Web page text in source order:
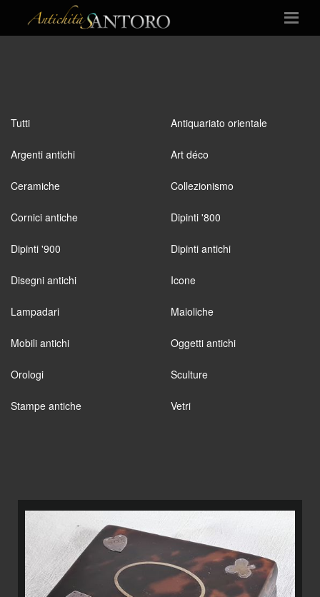
Tutti Antiquariato orientale
Argenti antichi Art déco
Ceramiche Collezionismo
Cornici antiche Dipinti '800
Dipinti '900 Dipinti antichi
Disegni antichi Icone
Lampadari Maioliche
Mobili antichi Oggetti antichi
Orologi Sculture
Stampe antiche Vetri